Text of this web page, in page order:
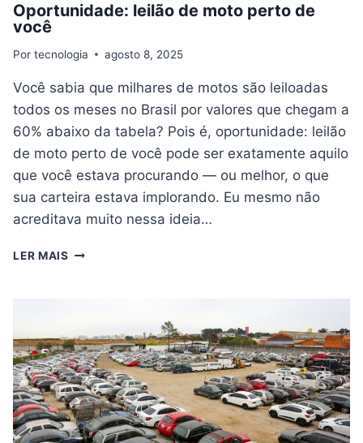
Oportunidade: leilão de moto perto de
você
Por tecnologia agosto 8, 2025
Você sabia que milhares de motos são leiloadas
todos os meses no Brasil por valores que chegam a
60% abaixo da tabela? Pois é, oportunidade: leilão
de moto perto de você pode ser exatamente aquilo
que você estava procurando — ou melhor, o que
sua carteira estava implorando. Eu mesmo não
acreditava muito nessa ideia…
LER MAIS OPORTUNIDADE:
DE
VOCÊ